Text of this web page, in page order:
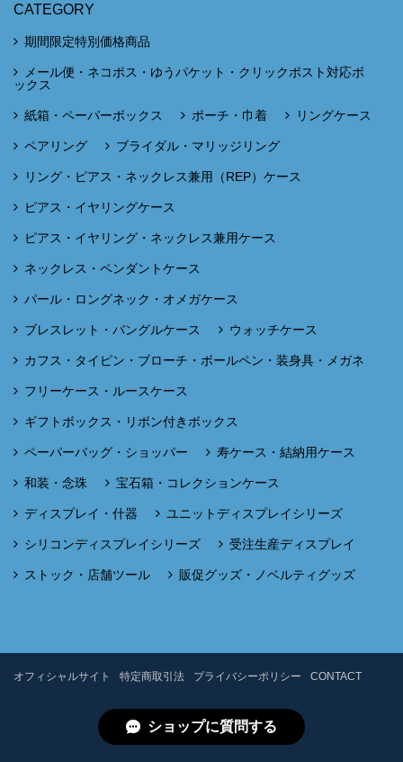
CATEGORY
期間限定特別価格商品
メール便・ネコポス・ゆうパケット・クリックポスト対応ボ
ックス
紙箱・ペーパーボックス ポーチ・巾着 リングケース
ペアリング ブライダル・マリッジリング
リング・ピアス・ネックレス兼用（REP）ケース
ピアス・イヤリングケース
ピアス・イヤリング・ネックレス兼用ケース
ネックレス・ペンダントケース
パール・ロングネック・オメガケース
ブレスレット・バングルケース ウォッチケース
カフス・タイピン・ブローチ・ボールペン・装身具・メガネ
フリーケース・ルースケース
ギフトボックス・リボン付きボックス
ペーパーバッグ・ショッパー 寿ケース・結納用ケース
和装・念珠 宝石箱・コレクションケース
ディスプレイ・什器 ユニットディスプレイシリーズ
シリコンディスプレイシリーズ 受注生産ディスプレイ
ストック・店舗ツール 販促グッズ・ノベルティグッズ
オフィシャルサイト 特定商取引法 プライバシーポリシー CONTACT
ショップに質問する